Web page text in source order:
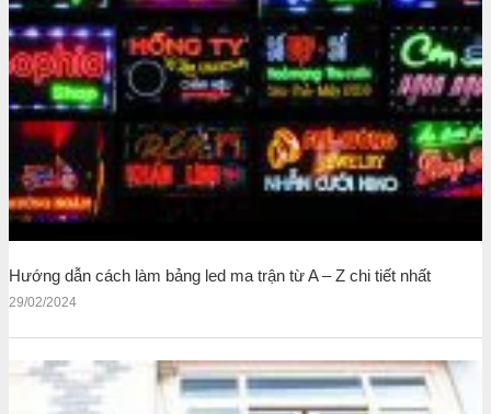
Hướng dẫn cách làm bảng led ma trận từ A – Z chi tiết nhất
29/02/2024